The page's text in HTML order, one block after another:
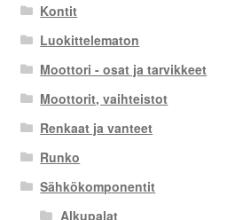
Kontit
Luokittelematon
Moottori - osat ja tarvikkeet
Moottorit, vaihteistot
Renkaat ja vanteet
Runko
Sähkökomponentit
Alkupalat